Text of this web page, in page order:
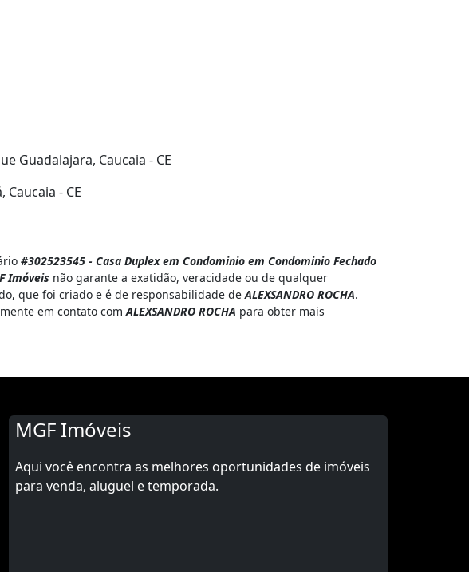
Guadalajara, Caucaia - CE
Caucaia - CE
#302523545 - Casa Duplex em Condominio em Condominio Fechado
Imóveis não garante a exatidão, veracidade ou de qualquer
que foi criado e é de responsabilidade deALEXSANDRO ROCHA.
em contato comALEXSANDRO ROCHA para obter mais
MGF Imóveis
Aqui você encontra as melhores oportunidades de imóveis
para venda, aluguel e temporada.